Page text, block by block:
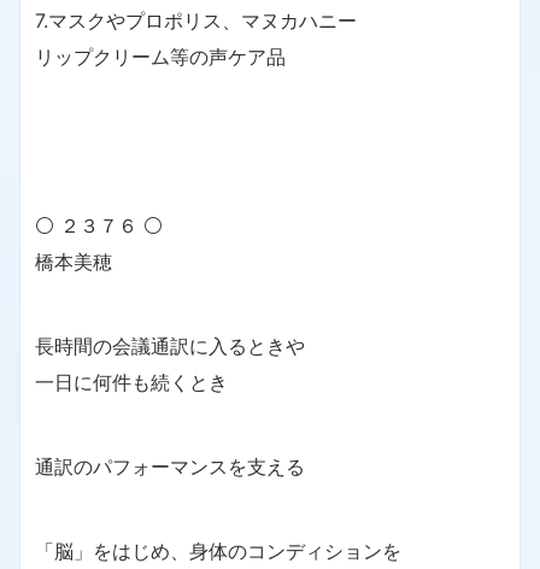
7.マスクやプロポリス、マヌカハニー
リップクリーム等の声ケア品
⚪ ２３７６ ⚪
橋本美穂
長時間の会議通訳に入るときや
一日に何件も続くとき
通訳のパフォーマンスを支える
「脳」をはじめ、身体のコンディションを